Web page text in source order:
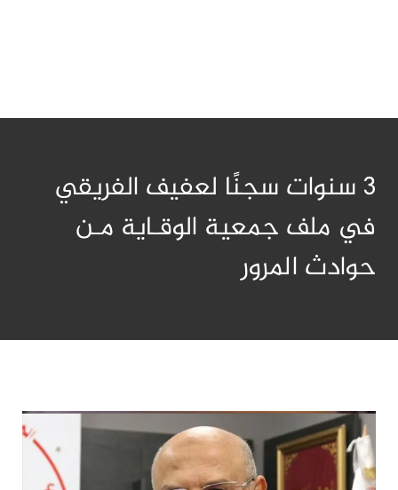
3 سنوات سجنًا لعفيف الفريقي
في ملف جمعية الوقـاية مـن
حوادث المرور